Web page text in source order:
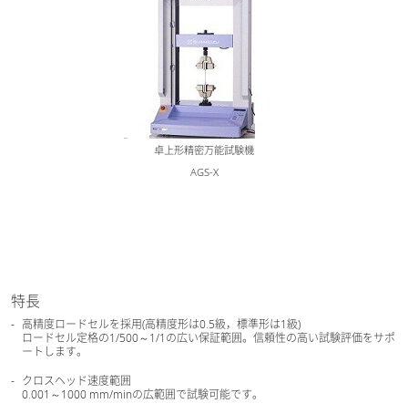
卓上形精密万能試験機
AGS-X
特長
高精度ロードセルを採用(高精度形は0.5級，標準形は1級)
ロードセル定格の1/500～1/1の広い保証範囲。信頼性の高い試験評価をサポ
ートします。
クロスヘッド速度範囲
0.001～1000 mm/minの広範囲で試験可能です。